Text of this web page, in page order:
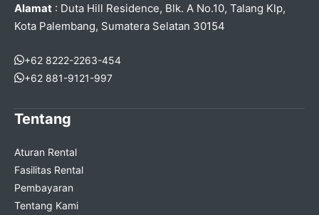
Alamat : Duta Hill Residence, Blk. A No.10, Talang Klp,
Kota Palembang, Sumatera Selatan 30154
+62 8222-2263-454
+62 881-9121-997
Tentang
Aturan Rental
Fasilitas Rental
Pembayaran
Tentang Kami